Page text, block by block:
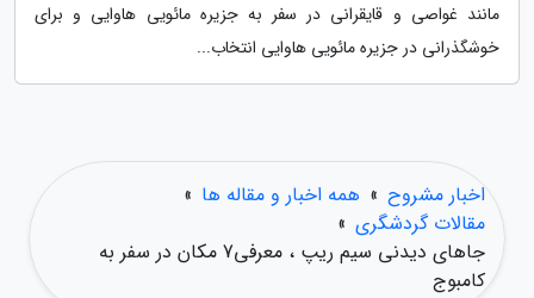
مانند غواصی و قایقرانی در سفر به جزیره مائویی هاوایی و برای
خوشگذرانی در جزیره مائویی هاوایی انتخاب...
اخبار مشروح » همه اخبار و مقاله ها »
مقالات گردشگری »
جاهای دیدنی سیم ریپ ، معرفی7 مکان در سفر به
کامبوج